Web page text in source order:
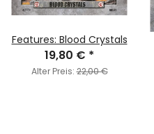
Features: Blood Crystals
19,80 € *
Alter Preis:22,00 €